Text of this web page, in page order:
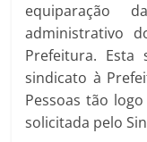
equiparação
administrativo
Prefeitura. Esta
sindicato à
Pessoas tão
solicitada pelo